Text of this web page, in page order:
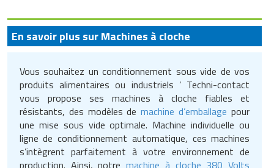
En savoir plus sur Machines à cloche
Vous souhaitez un conditionnement sous vide de vos
produits alimentaires ou industriels ’ Techni-contact
vous propose ses machines à cloche fiables et
résistants, des modèles demachine d’emballage pour
une mise sous vide optimale. Machine individuelle ou
ligne de conditionnement automatique, ces machines
s’intègrent parfaitement à votre environnement de